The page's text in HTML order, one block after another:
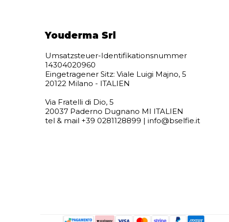
Youderma Srl
Umsatzsteuer-Identifikationsnummer
14304020960
Eingetragener Sitz: Viale Luigi Majno, 5
20122 Milano - ITALIEN
Via Fratelli di Dio, 5
20037 Paderno Dugnano MI ITALIEN
tel & mail +39 0281128899 | info@bselfie.it